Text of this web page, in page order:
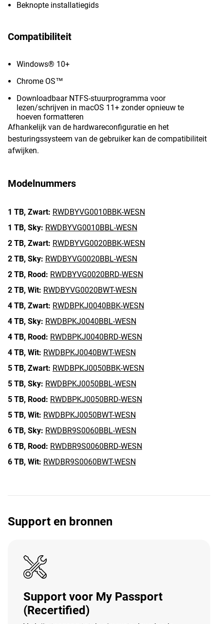
Beknopte installatiegids
Compatibiliteit
Windows® 10+
Chrome OS™
Downloadbaar NTFS-stuurprogramma voor
lezen/schrijven in macOS 11+ zonder opnieuw te
hoeven formatteren
Afhankelijk van de hardwareconfiguratie en het
besturingssysteem van de gebruiker kan de compatibiliteit
afwijken.
Modelnummers
1 TB, Zwart: RWDBYVG0010BBK-WESN
1 TB, Sky: RWDBYVG0010BBL-WESN
2 TB, Zwart: RWDBYVG0020BBK-WESN
2 TB, Sky: RWDBYVG0020BBL-WESN
2 TB, Rood: RWDBYVG0020BRD-WESN
2 TB, Wit: RWDBYVG0020BWT-WESN
4 TB, Zwart: RWDBPKJ0040BBK-WESN
4 TB, Sky: RWDBPKJ0040BBL-WESN
4 TB, Rood: RWDBPKJ0040BRD-WESN
4 TB, Wit: RWDBPKJ0040BWT-WESN
5 TB, Zwart: RWDBPKJ0050BBK-WESN
5 TB, Sky: RWDBPKJ0050BBL-WESN
5 TB, Rood: RWDBPKJ0050BRD-WESN
5 TB, Wit: RWDBPKJ0050BWT-WESN
6 TB, Sky: RWDBR9S0060BBL-WESN
6 TB, Rood: RWDBR9S0060BRD-WESN
6 TB, Wit: RWDBR9S0060BWT-WESN
Support en bronnen
Support voor My Passport
(Recertified)